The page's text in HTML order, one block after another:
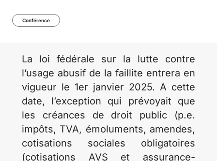
Conférence
La loi fédérale sur la lutte contre
l’usage abusif de la faillite entrera en
vigueur le 1er janvier 2025. A cette
date, l’exception qui prévoyait que
les créances de droit public (p.e.
impôts, TVA, émoluments, amendes,
cotisations sociales obligatoires
(cotisations AVS et assurance-